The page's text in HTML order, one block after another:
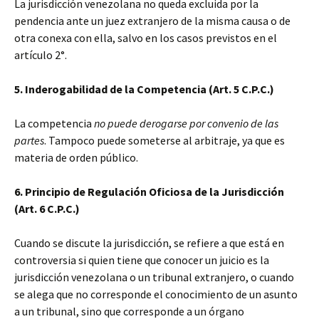
La jurisdicción venezolana no queda excluida por la
pendencia ante un juez extranjero de la misma causa o de
otra conexa con ella, salvo en los casos previstos en el
artículo 2°.
5. Inderogabilidad de la Competencia (Art. 5 C.P.C.)
La competencia no puede derogarse por convenio de las
partes. Tampoco puede someterse al arbitraje, ya que es
materia de orden público.
6. Principio de Regulación Oficiosa de la Jurisdicción
(Art. 6 C.P.C.)
Cuando se discute la jurisdicción, se refiere a que está en
controversia si quien tiene que conocer un juicio es la
jurisdicción venezolana o un tribunal extranjero, o cuando
se alega que no corresponde el conocimiento de un asunto
a un tribunal, sino que corresponde a un órgano